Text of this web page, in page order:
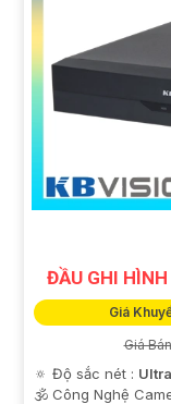
ĐẦU GHI
Giá
Giá
🔅 Độ sắc nét :
🕉️ Công Nghệ